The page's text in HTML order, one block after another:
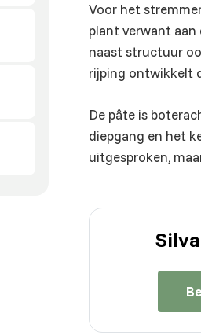
Voor het
plant verwant aan
naast structuur
rijping ontwikkelt
De pâte is
diepgang en het
uitgesproken,